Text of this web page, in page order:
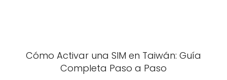
Cómo Activar una SIM en Taiwán: Guía
Completa Paso a Paso